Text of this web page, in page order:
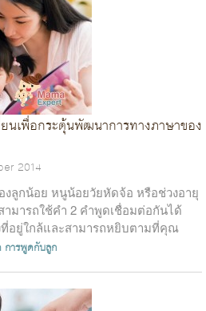
เพื่อกระตุ้นพัฒนาการทางภาษาของ
2014
ลูกน้อย หนูน้อยวัยหัดจ้อ หรือช่วงอายุ
มารถใช้คำ 2 คำพูดเชื่อมต่อกันได้
ที่อยู่ใกล้และสามารถหยิบตามที่คุณ
การพูดกับลูก